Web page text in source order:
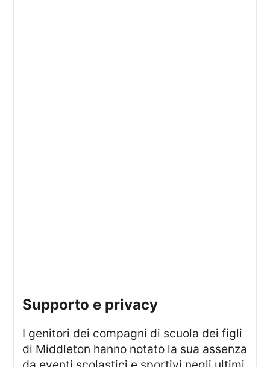
supporto e privacy
I genitori dei compagni di scuola dei figli
di Middleton hanno notato la sua assenza